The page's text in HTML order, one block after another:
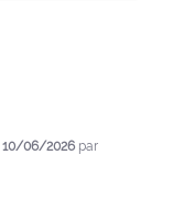
10/06/2026 par